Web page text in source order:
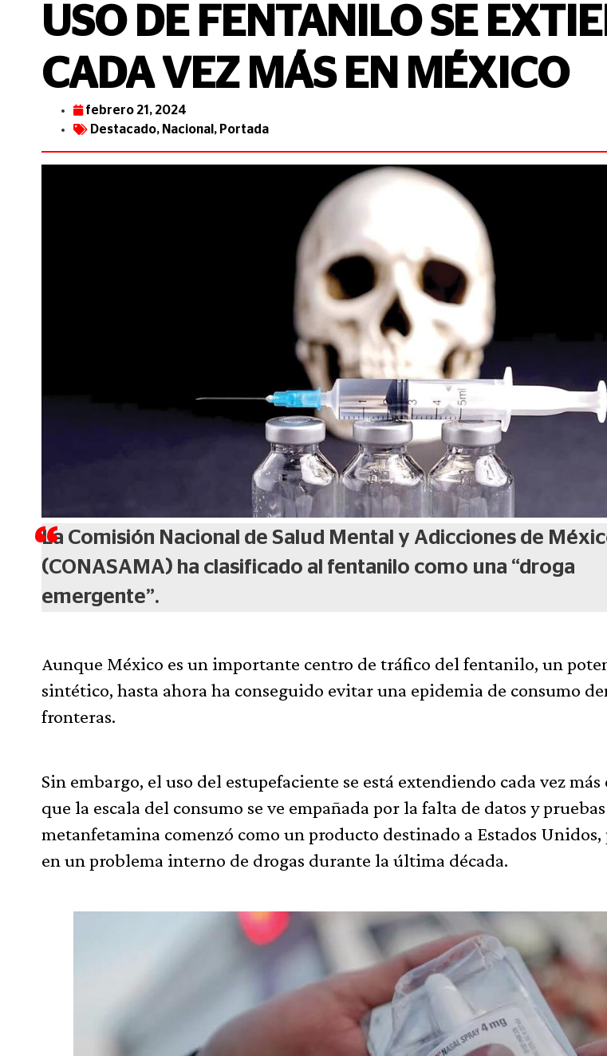
USO DE FENTANILO SE
CADA VEZ MÁS EN MÉXICO
febrero 21, 2024
Destacado, Nacional , Portada
La Comisión Nacional de Salud Mental y Adicciones de
(CONASAMA) ha clasificado al fentanilo como una “droga
emergente”.
Aunque México es un importante centro de tráfico del fentanilo, un
sintético, hasta ahora ha conseguido evitar una epidemia de consumo
fronteras.
Sin embargo, el uso del estupefaciente se está extendiendo cada vez más
que la escala del consumo se ve empañada por la falta de datos y
metanfetamina comenzó como un producto destinado a Estados Unidos,
en un problema interno de drogas durante la última década.